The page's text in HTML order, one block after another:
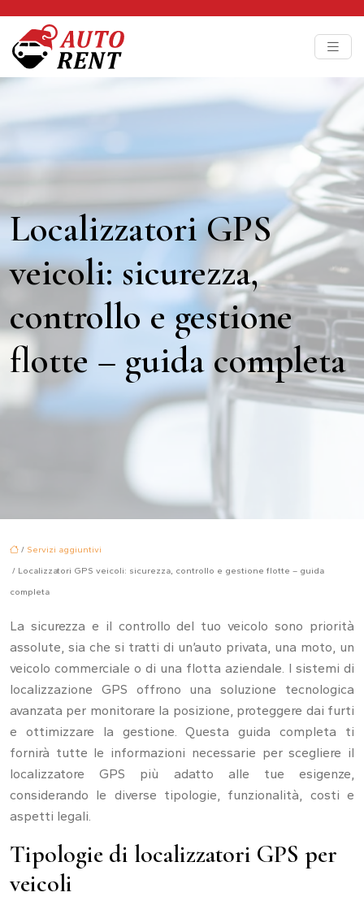
Localizzatori GPS
veicoli: sicurezza,
controllo e gestione
flotte – guida completa
/ Servizi aggiuntivi
/ Localizzatori GPS veicoli: sicurezza, controllo e gestione flotte – guida
completa
La sicurezza e il controllo del tuo veicolo sono priorità
assolute, sia che si tratti di un’auto privata, una moto, un
veicolo commerciale o di una flotta aziendale. I sistemi di
localizzazione GPS offrono una soluzione tecnologica
avanzata per monitorare la posizione, proteggere dai furti
e ottimizzare la gestione. Questa guida completa ti
fornirà tutte le informazioni necessarie per scegliere il
localizzatore GPS più adatto alle tue esigenze,
considerando le diverse tipologie, funzionalità, costi e
aspetti legali.
Tipologie di localizzatori GPS per
veicoli